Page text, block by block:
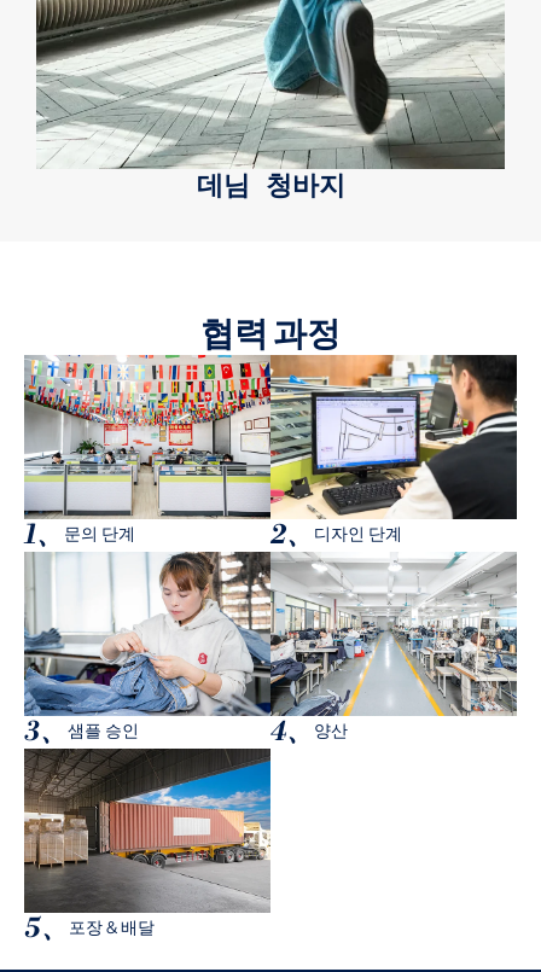
데님 청바지
협력 과정
1、 문의 단계 2、 디자인 단계
3、 샘플 승인 4、 양산
5、 포장 & 배달